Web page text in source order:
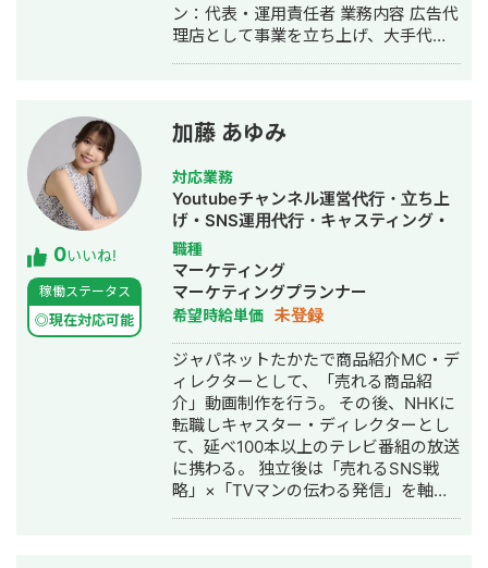
て直近6ヶ月連続KPI達成しておりま
す。Google,Yahoo!,Microsoft,Meta中
心にリスティングとSNS/Disの掛け合
型獲得広告予算を1人で差配、かつクリ
エイティブ（静止画、動画、LP全て）
領域のPDCAまで実行してきたことで
豊富なCPA,LTV改善知見を有している
と自負しております。
ン：代表・運用責任者 業務内容 広告代
理店として事業を立ち上げ、大手代理
料の作成も実施。媒体設計〜分析〜改
善提案までを一気通貫で担う。 実績
（抜粋） 金融案件：月間1億円規模の
運用を2名で対応し、引き継ぎ後にCPA
を約85％に改善。 美容案件：月間運用
額2,000万円の案件を
G/Y/META/Criteoで一人で運用し、目
標CPAを安定して達成。 担当業種 金融
／保険／美容／製薬 株式会社CARTA
HOLDINGS（2022年6月〜2024年2
月） 資本金：11億1,100万円／従業員
数：連結1,563名（2023年12月末時
点）／上場企業 ポジション：広告運用
担当 業務内容 大手総合広告代理店に
て、運用領域の専任担当としてメディ
アプランニング〜レポーティングまで
一貫対応。営業と連携し、複数案件の
運用を担当。 担当業種 教育／ラグジュ
アリーブランド／金融／EC／通信／出
0いいね!
稼働ステータス
◎現在対応可能
加藤 あゆみ
対応業務
Youtubeチャンネル運営代行・立ち上
げ・SNS運用代行・キャスティング・
動画制作・動画編集
職種
マーケティング
マーケティングプランナー
希望時給単価 未登録
ジャパネットたかたで商品紹介MC・デ
ィレクターとして、「売れる商品紹
介」動画制作を行う。 その後、NHKに
転職しキャスター・ディレクターとし
て、延べ100本以上のテレビ番組の放送
に携わる。 独立後は「売れるSNS戦
略」×「TVマンの伝わる発信」を軸